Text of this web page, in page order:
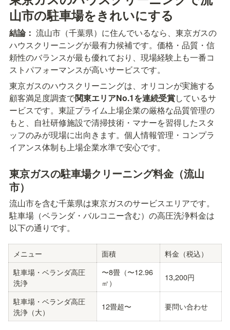
山市の駐車場をきれいにする
結論： 流山市（千葉県）に住んでいるなら、東京ガスの
ハウスクリーニングが最有力候補です。価格・品質・信
頼性のバランスが最も優れており、現場経験上も一番コ
ストパフォーマンスが高いサービスです。
東京ガスのハウスクリーニングは、オリコンが実施する
顧客満足度調査で関東エリアNo.1を連続受賞しているサ
ービスです。東証プライム上場企業の厳格な品質管理の
もと、自社研修施設で清掃技術・マナーを習得したスタ
ッフのみが現場に出向きます。個人情報管理・コンプラ
イアンス体制も上場企業水準で安心です。
東京ガスの駐車場クリーニング料金（流山
市）
流山市を含む千葉県は東京ガスのサービスエリアです。
駐車場（ベランダ・バルコニー含む）の高圧洗浄料金は
以下の通りです。
メニュー 面積
料金（税込）
駐車場・ベランダ高圧
洗浄
〜8畳（〜12.96
㎡）
13,200円
駐車場・ベランダ高圧
洗浄（大）
12畳超〜 要問い合わせ